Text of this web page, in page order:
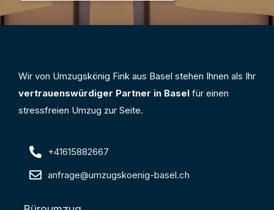
Wir von Umzugskönig Fink aus Basel stehen Ihnen als Ihr
vertrauenswürdiger Partner in Basel für einen
stressfreien Umzug zur Seite.
+41615882667
anfrage@umzugskoenig-basel.ch